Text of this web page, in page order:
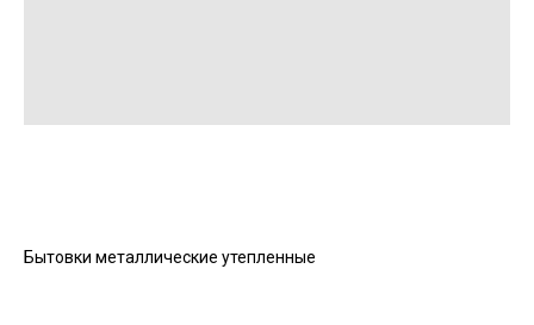
Бытовки металлические утепленные